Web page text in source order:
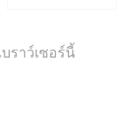
ราว์เซอร์นี้